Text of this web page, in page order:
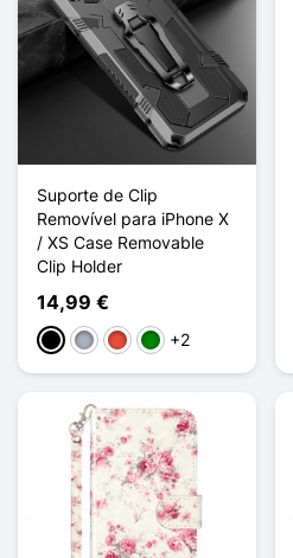
Suporte de Clip
Removível para iPhone X
/ XS Case Removable
Clip Holder
14,99 €
PretoCinzentoVermelho
Verde
+2